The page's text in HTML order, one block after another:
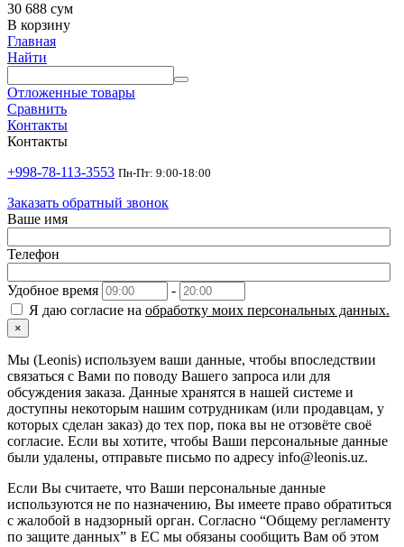
30 688 сум
В корзину
Главная
Найти
Отложенные товары
Сравнить
Контакты
Контакты
+998-78-113-3553 Пн-Пт: 9:00-18:00
Заказать обратный звонок
Ваше имя
Телефон
Удобное время
-
Я даю согласие на обработку моих персональных данных.
×
Мы (Leonis) используем ваши данные, чтобы впоследствии
связаться с Вами по поводу Вашего запроса или для
обсуждения заказа. Данные хранятся в нашей системе и
доступны некоторым нашим сотрудникам (или продавцам, у
которых сделан заказ) до тех пор, пока вы не отзовёте своё
согласие. Если вы хотите, чтобы Ваши персональные данные
были удалены, отправьте письмо по адресу info@leonis.uz.
Если Вы считаете, что Ваши персональные данные
используются не по назначению, Вы имеете право обратиться
с жалобой в надзорный орган. Согласно “Общему регламенту
по защите данных” в ЕС мы обязаны сообщить Вам об этом